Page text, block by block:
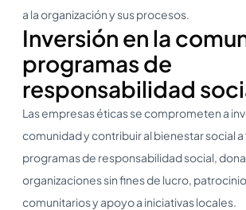
a la organización y sus procesos.
Inversión en la
programas de
responsabilidad
Las empresas éticas se comprometen a
comunidad y contribuir al bienestar social a
programas de responsabilidad social,
organizaciones sin fines de lucro,
comunitarios y apoyo a iniciativas locales.